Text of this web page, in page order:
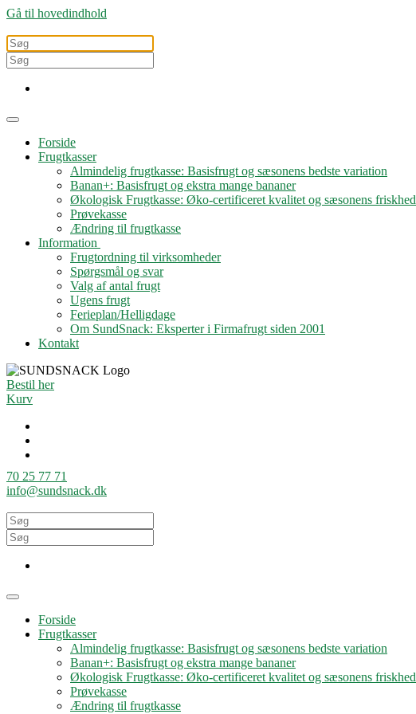
Gå til hovedindhold
Forside
Frugtkasser
Almindelig frugtkasse: Basisfrugt og sæsonens bedste variation
Banan+: Basisfrugt og ekstra mange bananer
Økologisk Frugtkasse: Øko-certificeret kvalitet og sæsonens friskhed
Prøvekasse
Ændring til frugtkasse
Information
Frugtordning til virksomheder
Spørgsmål og svar
Valg af antal frugt
Ugens frugt
Ferieplan/Helligdage
Om SundSnack: Eksperter i Firmafrugt siden 2001
Kontakt
Bestil her
Kurv
70 25 77 71
info@sundsnack.dk
Forside
Frugtkasser
Almindelig frugtkasse: Basisfrugt og sæsonens bedste variation
Banan+: Basisfrugt og ekstra mange bananer
Økologisk Frugtkasse: Øko-certificeret kvalitet og sæsonens friskhed
Prøvekasse
Ændring til frugtkasse